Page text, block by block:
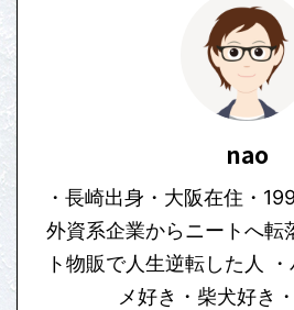
nao
・長崎出身・大阪在住・
外資系企業からニートへ転
ト物販で人生逆転した人
メ好き・柴犬好き